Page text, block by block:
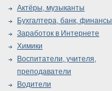
Актёры, музыканты
Бухгалтера, банк, финансы
Заработок в Интернете
Химики
Воспитатели, учителя,
преподаватели
Водители